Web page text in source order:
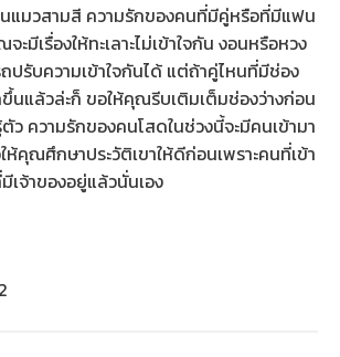
แมวสามสี ความรักของคนที่มีคู่หรือที่มีแฟน
มีเรื่องให้ทะเลาะไม่เข้าใจกัน งอนหรือหวง
ปรับความเข้าใจกันได้ แต่ถ้าคู่ไหนที่มีช่อง
นแล้วล่ะก็ ขอให้คุณรีบเติมเต็มช่องว่างก่อน
ตัว ความรักของคนโสดในช่วงนี้จะมีคนเข้ามา
ณศึกษาประวัติเขาให้ดีก่อนเพราะคนที่เข้า
เจ้าของอยู่แล้วนั่นเอง